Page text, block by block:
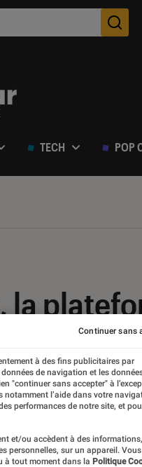
TECH POP
la
Les
à des fins publicitaires par
de navigation et les
"continuer sans accepter" à
notamment l’aide dans votre
performances de notre site, et
et/ou accèdent à des informations,
personnelles, sur un appareil. Vous
à tout moment dans la Politique
Continuer sans